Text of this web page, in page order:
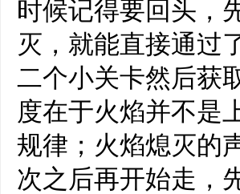
时候记得要回头，
灭，就能直接通过
二个小关卡然后获
度在于火焰并不是
规律；火焰熄灭的
次之后再开始走，